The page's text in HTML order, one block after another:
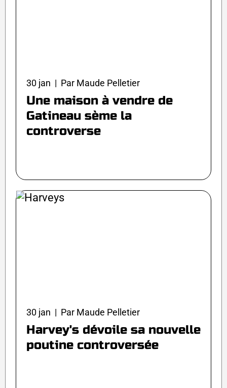
30 jan | Par Maude Pelletier
Une maison à vendre de
Gatineau sème la
controverse
30 jan | Par Maude Pelletier
Harvey's dévoile sa nouvelle
poutine controversée